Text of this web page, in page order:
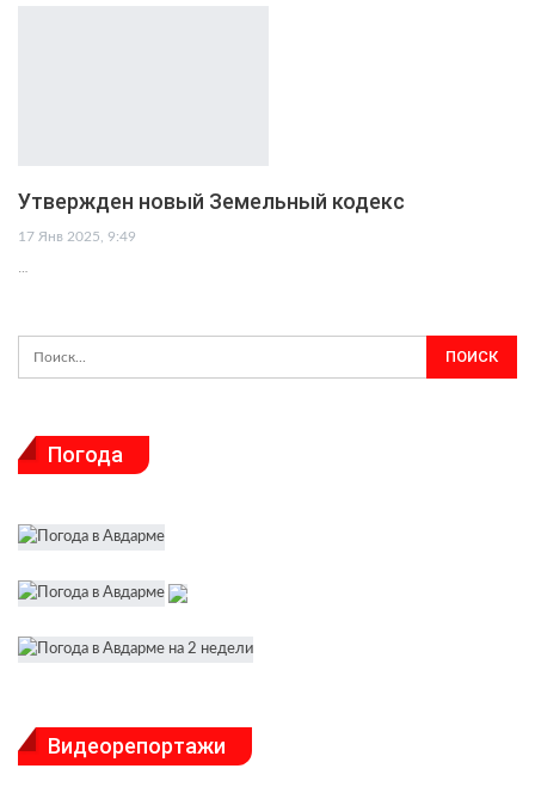
Утвержден новый Земельный кодекс
17 Янв 2025, 9:49
…
Погода
Видеорепортажи